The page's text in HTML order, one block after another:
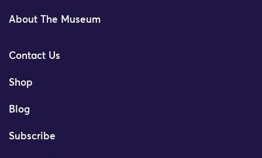
About The Museum
Contact Us
Shop
Blog
Subscribe